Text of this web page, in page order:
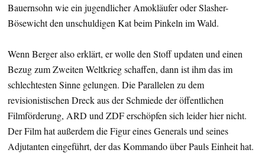
Bauernsohn wie ein jugendlicher Amokläufer oder Slasher-
Bösewicht den unschuldigen Kat beim Pinkeln im Wald.
Wenn Berger also erklärt, er wolle den Stoff updaten und einen
Bezug zum Zweiten Weltkrieg schaffen, dann ist ihm das im
schlechtesten Sinne gelungen. Die Parallelen zu dem
revisionistischen Dreck aus der Schmiede der öffentlichen
Filmförderung, ARD und ZDF erschöpfen sich leider hier nicht.
Der Film hat außerdem die Figur eines Generals und seines
Adjutanten eingeführt, der das Kommando über Pauls Einheit hat.